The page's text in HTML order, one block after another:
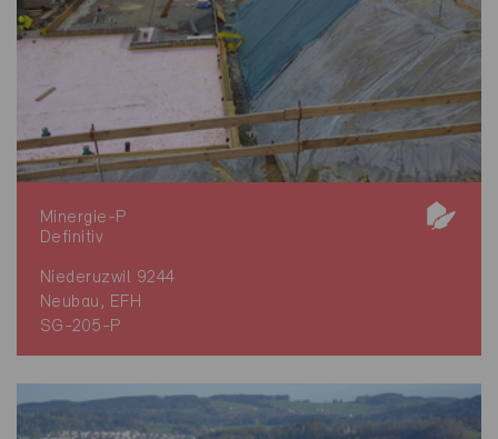
Minergie-P
Definitiv
Niederuzwil 9244
Neubau, EFH
SG-205-P